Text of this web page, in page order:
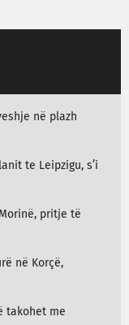
në plazh
te Leipzigu, s’i
pritje të
në Korçë,
takohet me